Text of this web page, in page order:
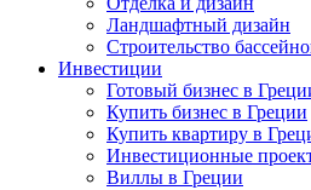
Ландшафтный дизайн
Строительство
Инвестиции
Готовый бизнес в
Купить бизнес в Греции
Купить квартиру в
Инвестиционные
Виллы в Греции